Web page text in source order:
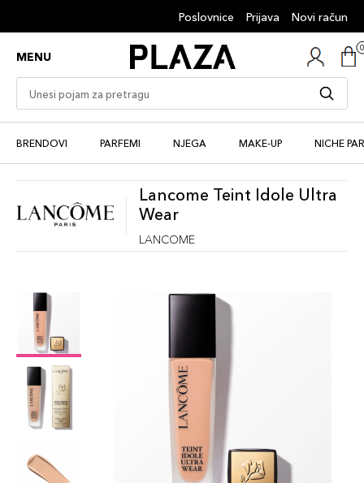
Poslovnice Prijava Novi račun
MENU
BRENDOVI PARFEMI NJEGA MAKE-UP NICHE
Lancome Teint Idole Ultra
Wear
LANCOME